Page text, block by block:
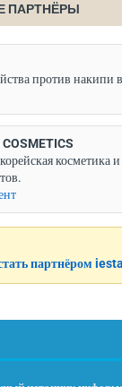
ПАРТНЁРЫ
против накипи
косметика
партнёром